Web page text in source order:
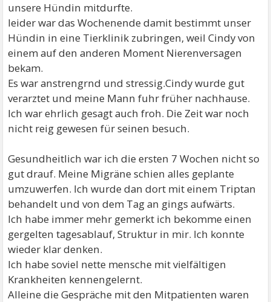
unsere Hündin mitdurfte.
leider war das Wochenende damit bestimmt unser
Hündin in eine Tierklinik zubringen, weil Cindy von
einem auf den anderen Moment Nierenversagen
bekam.
Es war anstrengrnd und stressig.Cindy wurde gut
verarztet und meine Mann fuhr früher nachhause.
Ich war ehrlich gesagt auch froh. Die Zeit war noch
nicht reig gewesen für seinen besuch.
Gesundheitlich war ich die ersten 7 Wochen nicht so
gut drauf. Meine Migräne schien alles geplante
umzuwerfen. Ich wurde dan dort mit einem Triptan
behandelt und von dem Tag an gings aufwärts.
Ich habe immer mehr gemerkt ich bekomme einen
gergelten tagesablauf, Struktur in mir. Ich konnte
wieder klar denken.
Ich habe soviel nette mensche mit vielfältigen
Krankheiten kennengelernt.
Alleine die Gespräche mit den Mitpatienten waren